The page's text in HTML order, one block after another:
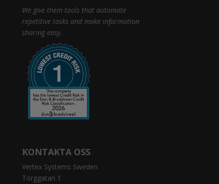
We give them tools that automate
repetitive tasks and make information
sharing easy.
KONTAKTA OSS
Vertex Systems Sweden
Torggatan 1